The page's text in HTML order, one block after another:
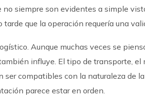
siempre son evidentes a simple
tarde que la operación requería una
Aunque muchas veces se
influye. El tipo de transporte,
ser compatibles con la naturaleza de
parece estar en orden.